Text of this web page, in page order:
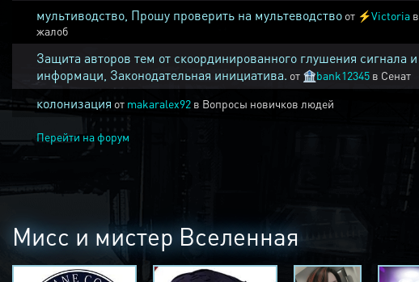
мультиводство, Прошу проверить на мультеводство от ⚡Victoria в
жалоб
Защита авторов тем от скоординированного глушения сигнала и
информаци, Законодательная инициатива. от 🏦bank12345 в Сенат
колонизация от makaralex92 в Вопросы новичков людей
Перейти на форум
Мисс и мистер Вселенная